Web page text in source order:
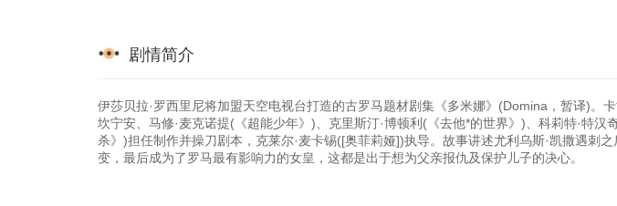
剧情简介
伊莎贝拉·罗西里尼将加盟天空电视台打造的古罗马题材剧集《多米娜》(Domina，暂译)。
坎宁安、马修·麦克诺提(《超能少年》)、克里斯汀·博顿利(《去他*的世界》)、科莉特·特汉
杀》)担任制作并操刀剧本，克莱尔·麦卡锡([奥菲莉娅])执导。故事讲述尤利乌斯·凯撒遇刺
变，最后成为了罗马最有影响力的女皇，这都是出于想为父亲报仇及保护儿子的决心。